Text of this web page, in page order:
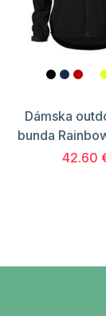
Dámska
bunda
42.60